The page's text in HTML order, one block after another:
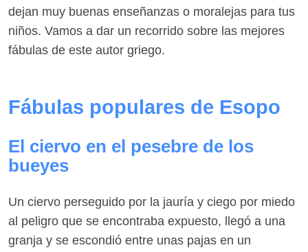
dejan muy buenas enseñanzas o moralejas para tus
niños. Vamos a dar un recorrido sobre las mejores
fábulas de este autor griego.
Fábulas populares de Esopo
El ciervo en el pesebre de los
bueyes
Un ciervo perseguido por la jauría y ciego por miedo
al peligro que se encontraba expuesto, llegó a una
granja y se escondió entre unas pajas en un